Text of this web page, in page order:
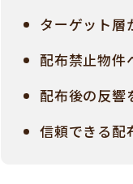
ターゲット層
配布禁止物件
配布後の反響
信頼できる配